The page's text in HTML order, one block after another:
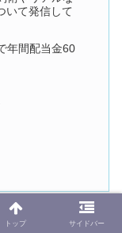
いて発信して
年間配当金60
トップ サイドバー